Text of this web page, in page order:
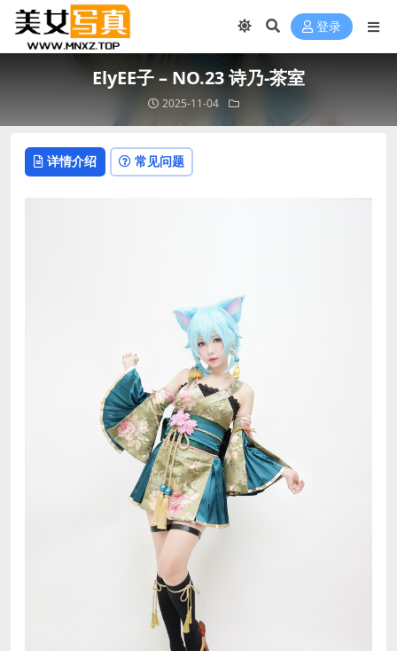
登录
ElyEE子 – NO.23 诗乃-茶室
2025-11-04
详情介绍 常见问题